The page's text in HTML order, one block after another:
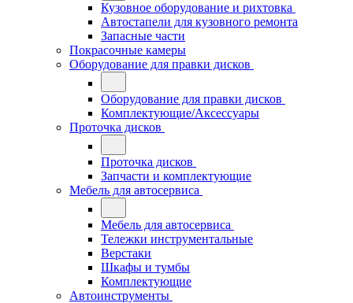
Кузовное оборудование и рихтовка
Автостапели для кузовного ремонта
Запасные части
Покрасочные камеры
Оборудование для правки дисков
Оборудование для правки дисков
Комплектующие/Аксессуары
Проточка дисков
Проточка дисков
Запчасти и комплектующие
Мебель для автосервиса
Мебель для автосервиса
Тележки инструментальные
Верстаки
Шкафы и тумбы
Комплектующие
Автоинструменты